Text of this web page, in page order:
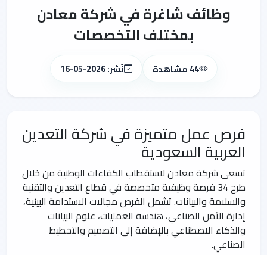
وظائف شاغرة في شركة معادن
بمختلف التخصصات
44 مشاهدة نُشر: 2026-05-16
فرص عمل متميزة في شركة التعدين
العربية السعودية
تسعى شركة معادن لاستقطاب الكفاءات الوطنية من خلال
طرح 34 فرصة وظيفية متخصصة في قطاع التعدين والتقنية
والسلامة والبيانات. تشمل الفرص مجالات الاستدامة البيئية،
إدارة الأمن الصناعي، هندسة العمليات، علوم البيانات
والذكاء الاصطناعي بالإضافة إلى التصميم والتخطيط
الصناعي.